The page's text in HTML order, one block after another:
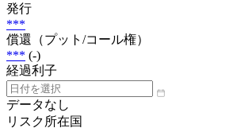
発行
***
償還（プット/コール権）
*** (-)
経過利子
データなし
リスク所在国